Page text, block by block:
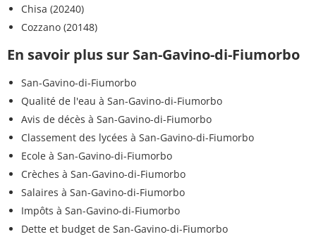
Chisa (20240)
Cozzano (20148)
En savoir plus sur San-Gavino-di-Fiumorbo
San-Gavino-di-Fiumorbo
Qualité de l'eau à San-Gavino-di-Fiumorbo
Avis de décès à San-Gavino-di-Fiumorbo
Classement des lycées à San-Gavino-di-Fiumorbo
Ecole à San-Gavino-di-Fiumorbo
Crèches à San-Gavino-di-Fiumorbo
Salaires à San-Gavino-di-Fiumorbo
Impôts à San-Gavino-di-Fiumorbo
Dette et budget de San-Gavino-di-Fiumorbo